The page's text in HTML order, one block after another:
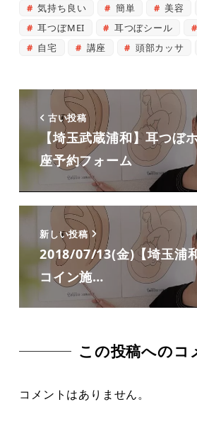
気持ち良い
簡単 美容
耳つぼMEI
耳つぼシール
自宅
講座 頭部カッサ
古い投稿
【埼玉武蔵浦和】耳つぼ
座予約フォーム
新しい投稿
2018/07/13(金)【埼玉浦
コイン施…
この投稿へのコ
コメントはありません。